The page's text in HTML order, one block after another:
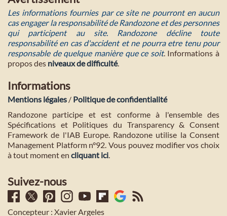
Les informations fournies par ce site ne pourront en aucun
cas engager la responsabilité de Randozone et des personnes
qui participent au site. Randozone décline toute
responsabilité en cas d'accident et ne pourra etre tenu pour
responsable de quelque manière que ce soit. Informations à
propos des niveaux de difficulté.
Informations
Mentions légales / Politique de confidentialité
Randozone participe et est conforme à l'ensemble des
Spécifications et Politiques du Transparency & Consent
Framework de l'IAB Europe. Randozone utilise la Consent
Management Platform n°92. Vous pouvez modifier vos choix
à tout moment en cliquant ici.
Suivez-nous
Concepteur : Xavier Argeles